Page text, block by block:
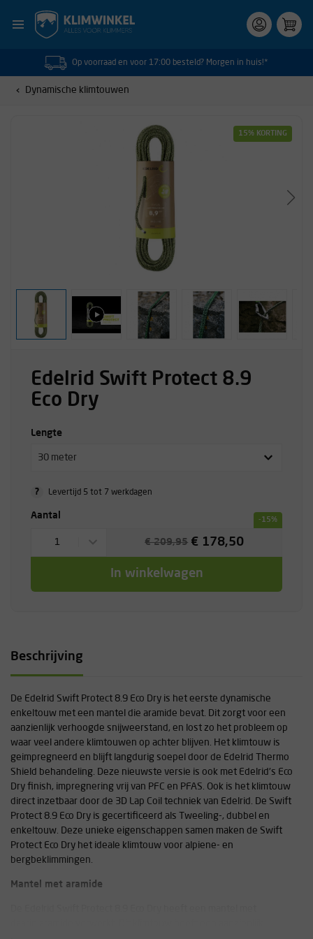
Op voorraad en voor 17:00 besteld? Morgen in huis!*
Dynamische klimtouwen
15% KORTING
Edelrid Swift Protect 8.9
Eco Dry
Lengte
30 meter
? Levertijd 5 tot 7 werkdagen
Aantal -15%
1 € 209,95 € 178,50
In winkelwagen
Beschrijving
De Edelrid Swift Protect 8.9 Eco Dry is het eerste dynamische
enkeltouw met een mantel die aramide bevat. Dit zorgt voor een
aanzienlijk verhoogde snijweerstand, en lost zo het probleem op
waar veel andere klimtouwen op achter blijven. Het klimtouw is
geimpregneerd en blijft langdurig soepel door de Edelrid Thermo
Shield behandeling. Deze nieuwste versie is ook met Edelrid's Eco
Dry finish, impregnering vrij van PFC en PFAS. Ook is het klimtouw
direct inzetbaar door de 3D Lap Coil techniek van Edelrid. De Swift
Protect 8.9 Eco Dry is gecertificeerd als Tweeling-, dubbel en
enkeltouw. Deze unieke eigenschappen samen maken de Swift
Protect Eco Dry het ideale klimtouw voor alpiene- en
bergbeklimmingen.
Mantel met aramide